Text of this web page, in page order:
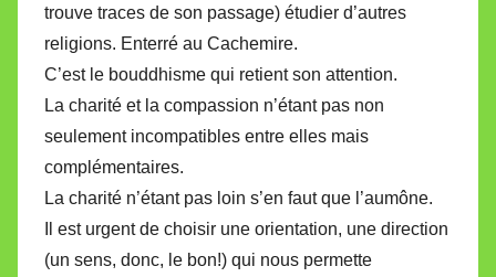
trouve traces de son passage) étudier d’autres
religions. Enterré au Cachemire.
C’est le bouddhisme qui retient son attention.
La charité et la compassion n’étant pas non
seulement incompatibles entre elles mais
complémentaires.
La charité n’étant pas loin s’en faut que l’aumône.
Il est urgent de choisir une orientation, une direction
(un sens, donc, le bon!) qui nous permette